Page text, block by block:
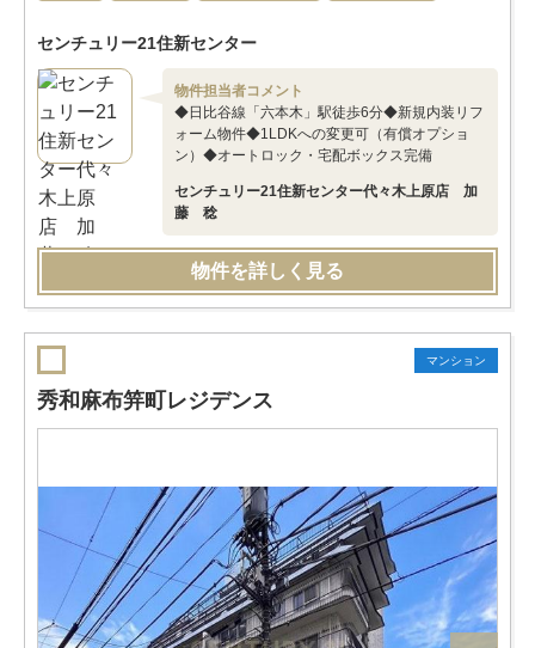
センチュリー21住新センター
物件担当者コメント
◆日比谷線「六本木」駅徒歩6分◆新規内装リフ
ォーム物件◆1LDKへの変更可（有償オプショ
ン）◆オートロック・宅配ボックス完備
センチュリー21住新センター代々木上原店 加
藤 稔
物件を詳しく見る
マンション
秀和麻布笄町レジデンス